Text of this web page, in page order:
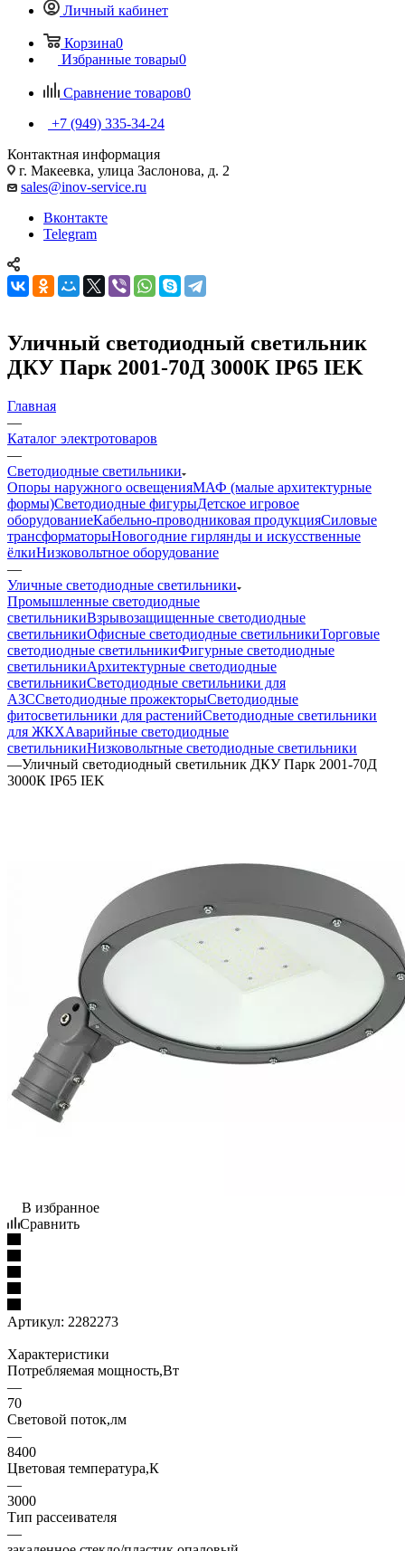
Личный кабинет
Корзина0
Избранные товары0
Сравнение товаров0
+7 (949) 335-34-24
Контактная информация
г. Макеевка, улица Заслонова, д. 2
sales@inov-service.ru
Вконтакте
Telegram
Уличный светодиодный светильник
ДКУ Парк 2001-70Д 3000К IP65 IEK
Главная
—
Каталог электротоваров
—
Светодиодные светильники
Опоры наружного освещенияМАФ (малые архитектурные
формы)Светодиодные фигурыДетское игровое
оборудованиеКабельно-проводниковая продукцияСиловые
трансформаторыНовогодние гирлянды и искусственные
ёлкиНизковольтное оборудование
—
Уличные светодиодные светильники
Промышленные светодиодные
светильникиВзрывозащищенные светодиодные
светильникиОфисные светодиодные светильникиТорговые
светодиодные светильникиФигурные светодиодные
светильникиАрхитектурные светодиодные
светильникиСветодиодные светильники для
АЗССветодиодные прожекторыСветодиодные
фитосветильники для растенийСветодиодные светильники
для ЖКХАварийные светодиодные
светильникиНизковольтные светодиодные светильники
—Уличный светодиодный светильник ДКУ Парк 2001-70Д
3000К IP65 IEK
В избранное
Сравнить
Артикул: 2282273
Характеристики
Потребляемая мощность,Вт
—
70
Световой поток,лм
—
8400
Цветовая температура,К
—
3000
Тип рассеивателя
—